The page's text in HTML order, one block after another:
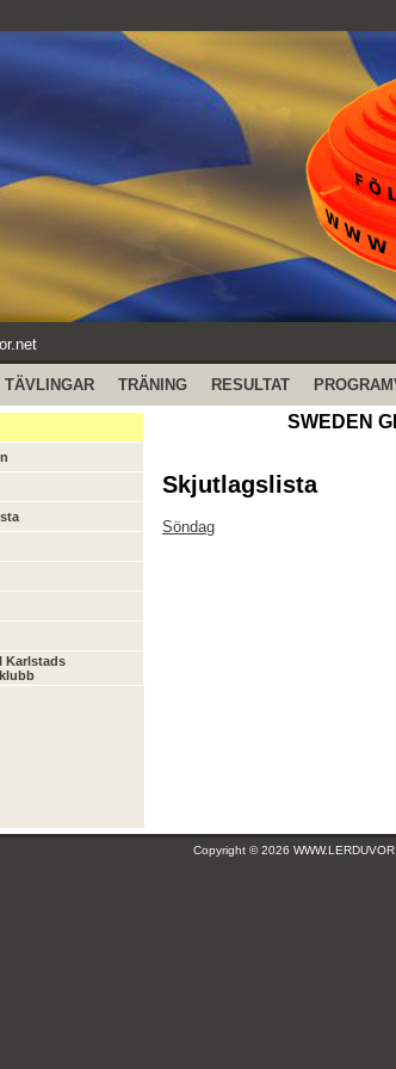
TÄVLINGAR TRÄNING RESULTAT
Karlstads
SWEDEN
Skjutlagslista
Söndag
Copyright © 2026